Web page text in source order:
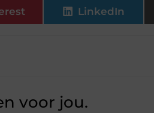
LinkedIn
voor jou.